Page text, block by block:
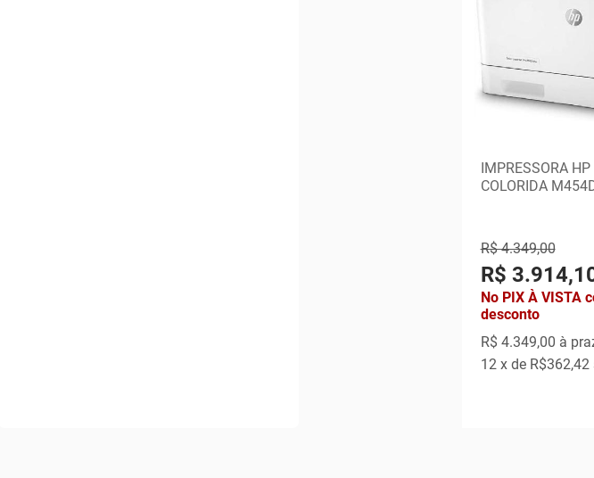
IMPRESSORA
COLORIDA
R$ 4.349,00
R$
No PIX À VISTA
desconto
R$ 4.349,00 à
12x de R$362,42